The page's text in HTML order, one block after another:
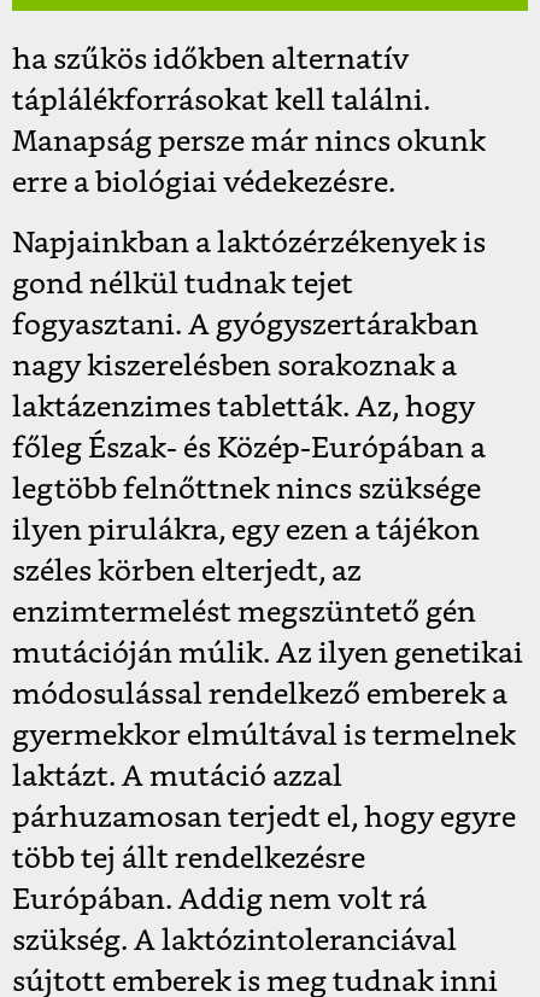
ha szűkös időkben alternatív
táplálékforrásokat kell találni.
Manapság persze már nincs okunk
erre a biológiai védekezésre.
Napjainkban a laktózérzékenyek is
gond nélkül tudnak tejet
fogyasztani. A gyógyszertárakban
nagy kiszerelésben sorakoznak a
laktázenzimes tabletták. Az, hogy
főleg Észak- és Közép-Európában a
legtöbb felnőttnek nincs szüksége
ilyen pirulákra, egy ezen a tájékon
széles körben elterjedt, az
enzimtermelést megszüntető gén
mutációján múlik. Az ilyen genetikai
módosulással rendelkező emberek a
gyermekkor elmúltával is termelnek
laktázt. A mutáció azzal
párhuzamosan terjedt el, hogy egyre
több tej állt rendelkezésre
Európában. Addig nem volt rá
szükség. A laktózintoleranciával
sújtott emberek is meg tudnak inni